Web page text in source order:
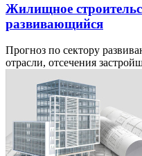
Жилищное
развивающийся
Прогноз по сектору
отрасли, отсечения